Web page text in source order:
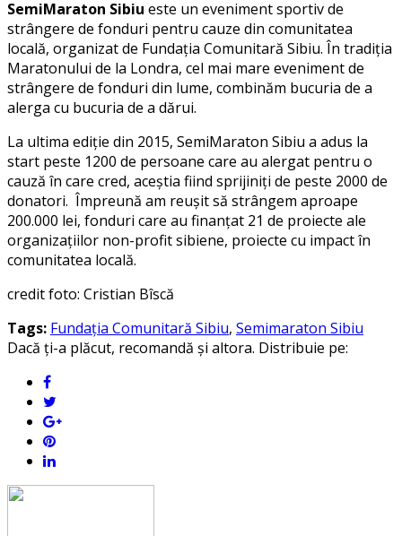
SemiMaraton Sibiu este un eveniment sportiv de
strângere de fonduri pentru cauze din comunitatea
locală, organizat de Fundația Comunitară Sibiu. În tradiția
Maratonului de la Londra, cel mai mare eveniment de
strângere de fonduri din lume, combinăm bucuria de a
alerga cu bucuria de a dărui.
La ultima ediție din 2015, SemiMaraton Sibiu a adus la
start peste 1200 de persoane care au alergat pentru o
cauză în care cred, aceștia fiind sprijiniți de peste 2000 de
donatori. Împreună am reușit să strângem aproape
200.000 lei, fonduri care au finanțat 21 de proiecte ale
organizațiilor non-profit sibiene, proiecte cu impact în
comunitatea locală.
credit foto: Cristian Bîscă
Tags: Fundația Comunitară Sibiu, Semimaraton Sibiu
Dacă ți-a plăcut, recomandă și altora. Distribuie pe: